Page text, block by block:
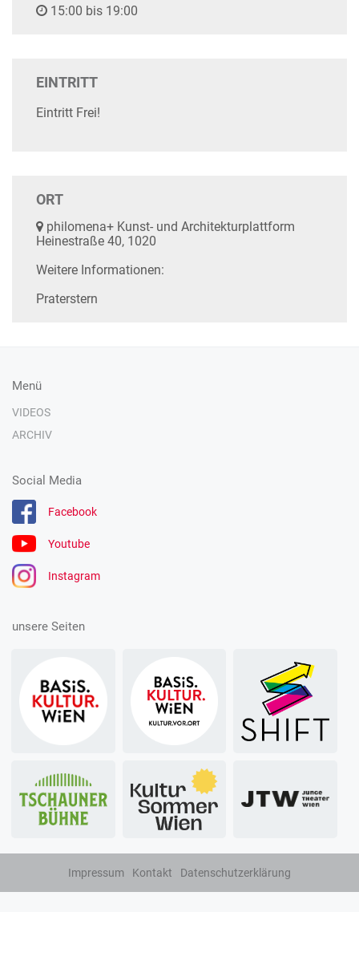
15:00 bis 19:00
EINTRITT
Eintritt Frei!
ORT
philomena+ Kunst- und Architekturplattform
Heinestraße 40, 1020
Weitere Informationen:
Praterstern
Menü
VIDEOS
ARCHIV
Social Media
Facebook
Youtube
Instagram
unsere Seiten
Impressum Kontakt Datenschutzerklärung